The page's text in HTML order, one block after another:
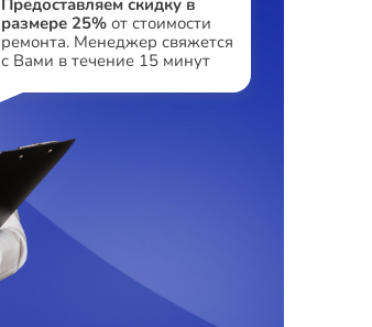
Предоставляем скидку в
размере 25% от стоимости
ремонта. Менеджер свяжется
с Вами в течение 15 минут